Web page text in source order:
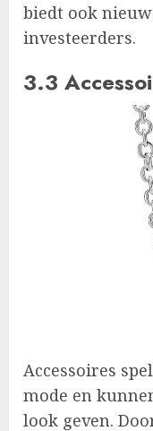
biedt ook
investeerders.
3.3
Accessoires
mode en
look geven.